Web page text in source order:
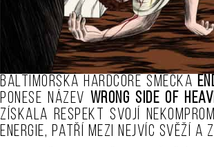
Baltimorská hardcore smečka
ponese název Wrong Side of
získala respekt svojí
energie, patří mezi nejvíc svěží a